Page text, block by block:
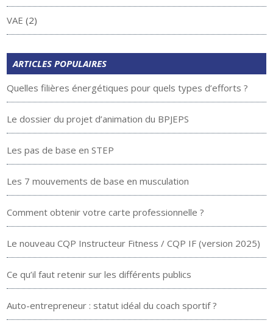
VAE (2)
ARTICLES POPULAIRES
Quelles filières énergétiques pour quels types d’efforts ?
Le dossier du projet d’animation du BPJEPS
Les pas de base en STEP
Les 7 mouvements de base en musculation
Comment obtenir votre carte professionnelle ?
Le nouveau CQP Instructeur Fitness / CQP IF (version 2025)
Ce qu’il faut retenir sur les différents publics
Auto-entrepreneur : statut idéal du coach sportif ?